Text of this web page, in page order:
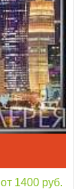
от 1400 руб.